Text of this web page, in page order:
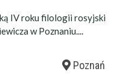
IV roku filologii rosyjski
w Poznaniu....
Poznań